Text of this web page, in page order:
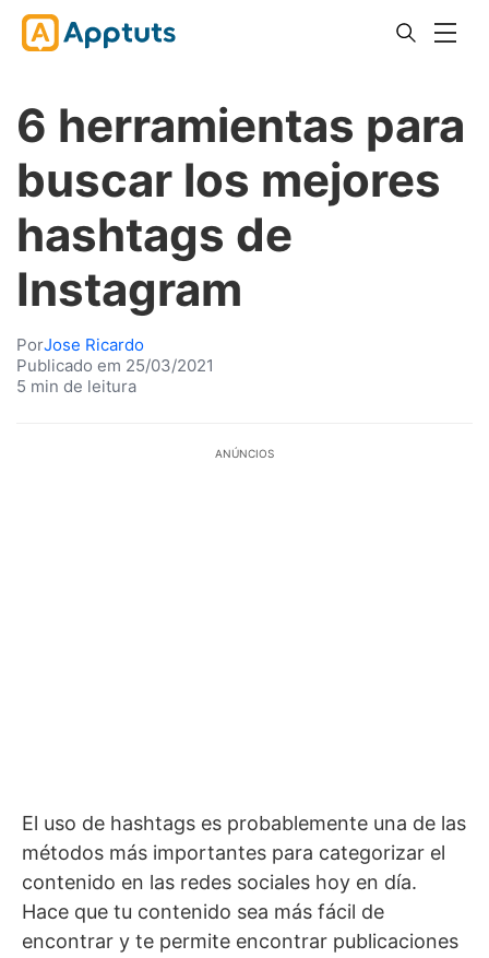
6 herramientas para
buscar los mejores
hashtags de
Instagram
PorJose Ricardo
Publicado em 25/03/2021
5 min de leitura
ANÚNCIOS
El uso de hashtags es probablemente una de las
métodos más importantes para categorizar el
contenido en las redes sociales hoy en día.
Hace que tu contenido sea más fácil de
encontrar y te permite encontrar publicaciones